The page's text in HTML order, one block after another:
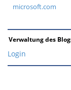
microsoft.com
Verwaltung des
Login